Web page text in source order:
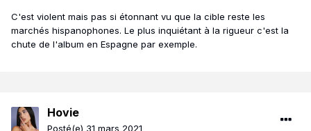
C'est violent mais pas si étonnant vu que la cible reste les
marchés hispanophones. Le plus inquiétant à la rigueur c'est la
chute de l'album en Espagne par exemple.
Hovie
Posté(e) 31 mars 2021